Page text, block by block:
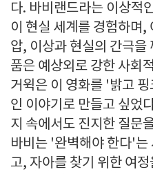
다. 바비랜드라는 이상적
이 현실 세계를 경험하며,
압, 이상과 현실의 간극을
품은 예상외로 강한 사회
거윅은 이 영화를 '밝고
인 이야기로 만들고 싶었
지 속에서도 진지한 질문
바비는 '완벽해야 한다'는
고, 자아를 찾기 위한 여